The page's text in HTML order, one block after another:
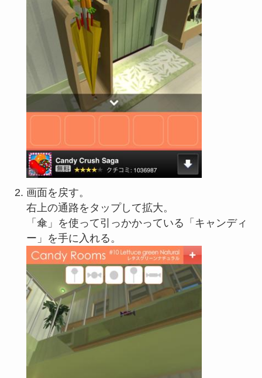
画面を戻す。
右上の通路をタップして拡大。
「傘」を使って引っかかっている「キャンディ
ー」を手に入れる。